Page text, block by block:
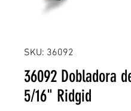
SKU: 36092
36092 Dobladora
5/16" Ridgid